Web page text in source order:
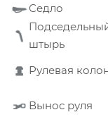
Седло
штырь
Рулевая
Вынос руля